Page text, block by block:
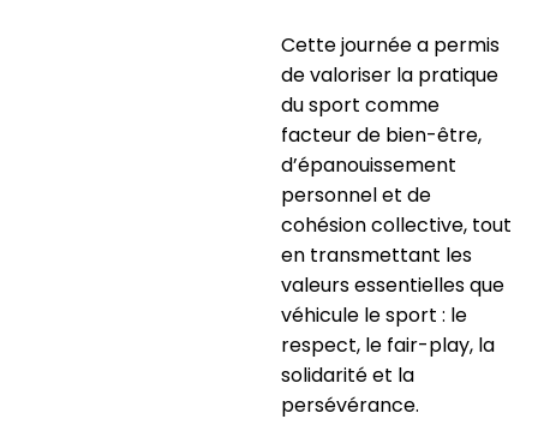
Cette journée a permis
de valoriser la pratique
du sport comme
facteur de bien-être,
d’épanouissement
personnel et de
cohésion collective, tout
en transmettant les
valeurs essentielles que
véhicule le sport : le
respect, le fair-play, la
solidarité et la
persévérance.